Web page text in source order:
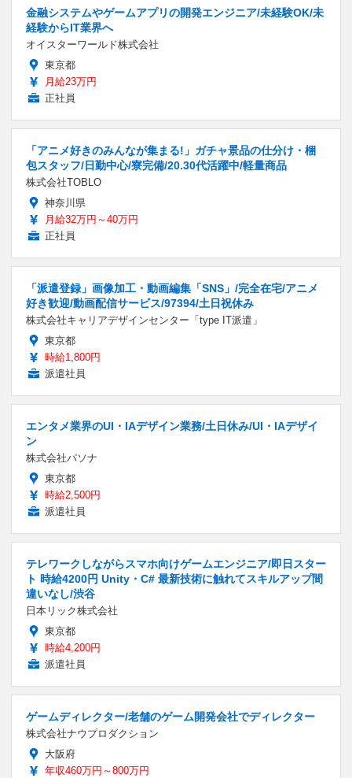
金融システムやゲームアプリの開発エンジニア/未経験OK/未
経験からIT業界へ
オイスターワールド株式会社
東京都
月給23万円
正社員
「アニメ好きのみんなが集まる!」ガチャ景品の仕分け・梱
包スタッフ/日勤中心/寮完備/20.30代活躍中/軽量商品
株式会社TOBLO
神奈川県
月給32万円～40万円
正社員
「派遣登録」画像加工・動画編集「SNS」/完全在宅/アニメ
好き歓迎/動画配信サービス/97394/土日祝休み
株式会社キャリアデザインセンター「type IT派遣」
東京都
時給1,800円
派遣社員
エンタメ業界のUI・IAデザイン業務/土日休み/UI・IAデザイ
ン
株式会社パソナ
東京都
時給2,500円
派遣社員
テレワークしながらスマホ向けゲームエンジニア/即日スター
ト 時給4200円 Unity・C# 最新技術に触れてスキルアップ間
違いなし/渋谷
日本リック株式会社
東京都
時給4,200円
派遣社員
ゲームディレクター/老舗のゲーム開発会社でディレクター
株式会社ナウプロダクション
大阪府
年収460万円～800万円